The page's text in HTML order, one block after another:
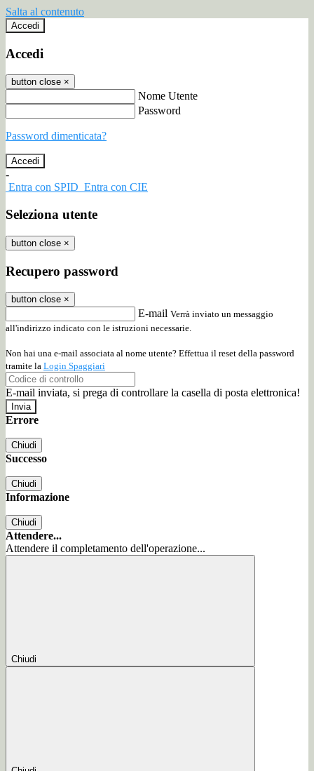
Salta al contenuto
Accedi
Accedi
button close ×
Nome Utente
Password
Password dimenticata?
-
Entra con SPID Entra con CIE
Seleziona utente
button close ×
Recupero password
button close ×
E-mail Verrà inviato un messaggio
all'indirizzo indicato con le istruzioni necessarie.
Non hai una e-mail associata al nome utente? Effettua il reset della password
tramite la Login Spaggiari
E-mail inviata, si prega di controllare la casella di posta elettronica!
Errore
Chiudi
Successo
Chiudi
Informazione
Chiudi
Attendere...
Attendere il completamento dell'operazione...
Chiudi